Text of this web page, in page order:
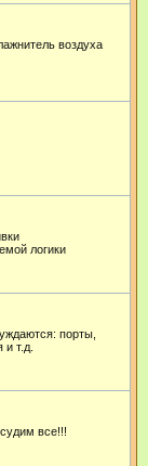
воздуха
логики
порты,
т.д.
все!!!